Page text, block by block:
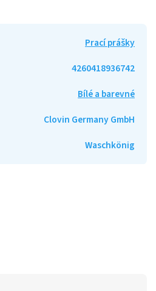
Prací prášky
4260418936742
Bílé a barevné
Clovin Germany GmbH
Waschkönig